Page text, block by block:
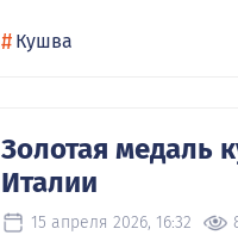
# Кушва
Золотая медаль
Италии
15 апреля 2026, 16:32